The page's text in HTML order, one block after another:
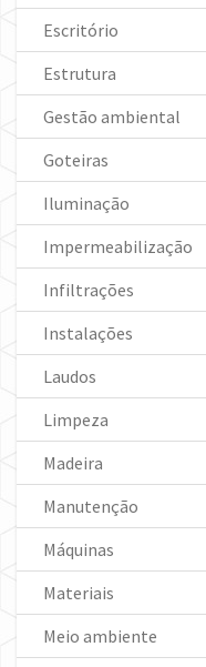
Escritório
Estrutura
Gestão ambiental
Goteiras
Iluminação
Impermeabilização
Infiltrações
Instalações
Laudos
Limpeza
Madeira
Manutenção
Máquinas
Materiais
Meio ambiente